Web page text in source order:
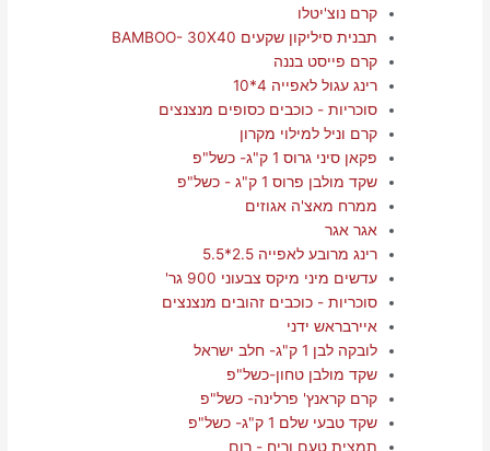
קרם נוצ'יטלו
תבנית סיליקון שקעים BAMBOO- 30X40
קרם פייסט בננה
רינג עגול לאפייה 4*10
סוכריות - כוכבים כסופים מנצנצים
קרם וניל למילוי מקרון
פקאן סיני גרוס 1 ק"ג- כשל"פ
שקד מולבן פרוס 1 ק"ג - כשל"פ
ממרח מאצ'ה אגוזים
אגר אגר
רינג מרובע לאפייה 2.5*5.5
עדשים מיני מיקס צבעוני 900 גר'
סוכריות - כוכבים זהובים מנצנצים
איירבראש ידני
לובקה לבן 1 ק"ג- חלב ישראל
שקד מולבן טחון-כשל"פ
קרם קראנץ' פרלינה- כשל"פ
שקד טבעי שלם 1 ק"ג- כשל"פ
תמצית טעם וריח - רום